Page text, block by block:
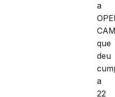
a
que
deu
a
22